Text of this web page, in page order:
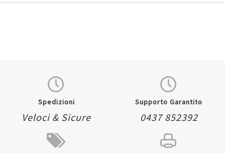
Spedizioni
Veloci & Sicure
Supporto Garantito
0437 852392